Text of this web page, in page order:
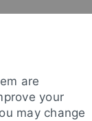
are
your
may change